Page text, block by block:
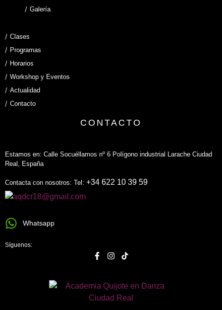
Galería
Clases
Programas
Horarios
Workshop y Eventos
Actualidad
Contacto
CONTACTO
Estamos en: Calle Socuéllamos nº 6 Polígono industrial Larache Ciudad
Real, España
Contacta con nosotros: Tel: +34 622 10 39 59
Whatsapp
Síguenos: